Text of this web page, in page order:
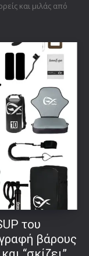
και μιλάς από
του
βάρους